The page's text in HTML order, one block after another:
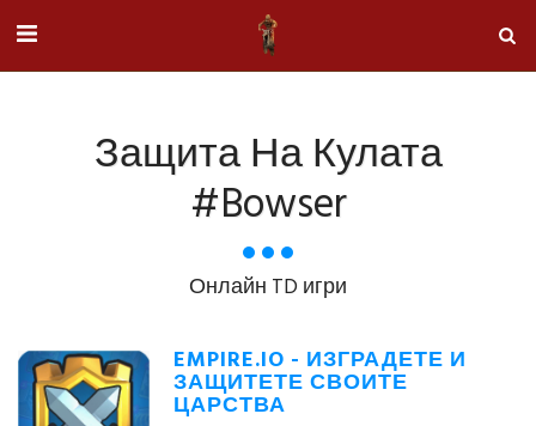
Защита На Кулата
#bowser
Онлайн TD игри
EMPIRE.IO - ИЗГРАДЕТЕ И
ЗАЩИТЕТЕ СВОИТЕ
ЦАРСТВА